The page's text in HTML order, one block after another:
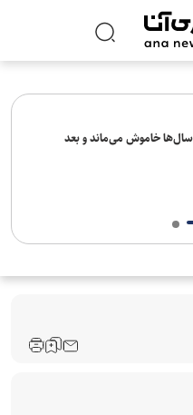
خاموش می‌ماند و بعد